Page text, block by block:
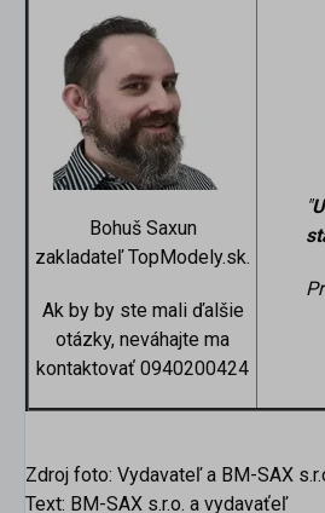
Bohuš Saxun
zakladateľ TopModely.sk.
Ak by by ste mali ďalšie
otázky, neváhajte ma
kontaktovať 0940200424
"
Zdroj foto: Vydavateľ a BM-SAX
Text: BM-SAX s.r.o. a vydavaťeľ